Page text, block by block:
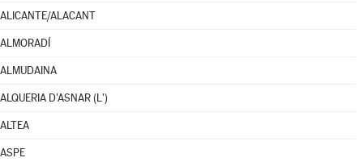
ALICANTE/ALACANT
ALMORADÍ
ALMUDAINA
ALQUERIA D'ASNAR (L')
ALTEA
ASPE